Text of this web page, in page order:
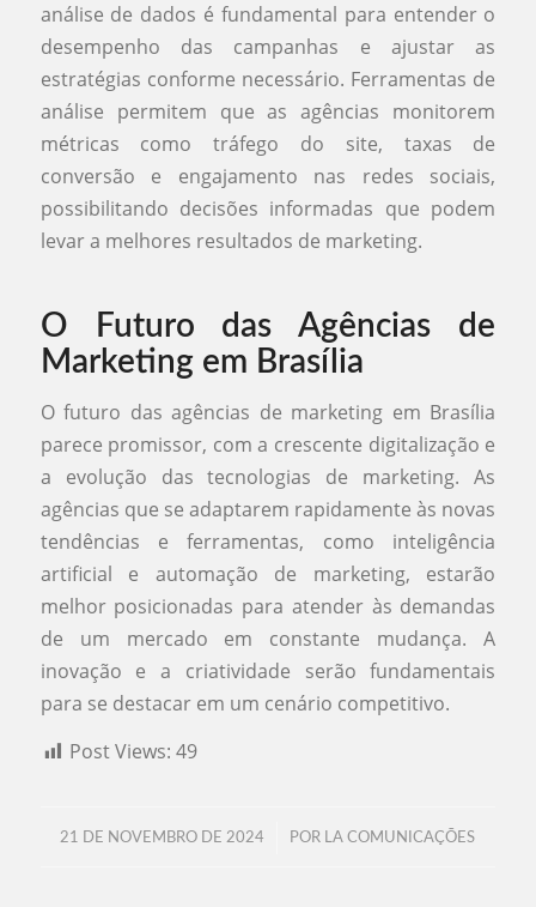
análise de dados é fundamental para entender o
desempenho das campanhas e ajustar as
estratégias conforme necessário. Ferramentas de
análise permitem que as agências monitorem
métricas como tráfego do site, taxas de
conversão e engajamento nas redes sociais,
possibilitando decisões informadas que podem
levar a melhores resultados de marketing.
O Futuro das Agências de
Marketing em Brasília
O futuro das agências de marketing em Brasília
parece promissor, com a crescente digitalização e
a evolução das tecnologias de marketing. As
agências que se adaptarem rapidamente às novas
tendências e ferramentas, como inteligência
artificial e automação de marketing, estarão
melhor posicionadas para atender às demandas
de um mercado em constante mudança. A
inovação e a criatividade serão fundamentais
para se destacar em um cenário competitivo.
Post Views: 49
21 DE NOVEMBRO DE 2024
/ POR LA COMUNICAÇÕES